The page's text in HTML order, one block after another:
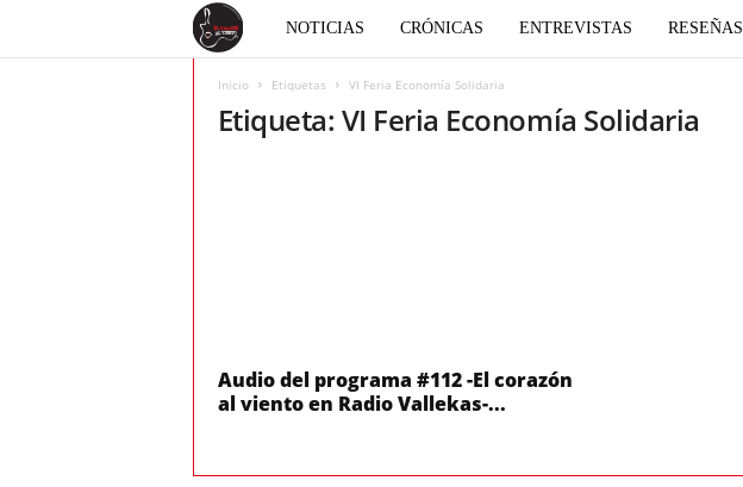
NOTICIAS CRÓNICAS ENTREVISTAS RESEÑAS
Inicio Etiquetas VI Feria Economía Solidaria
Etiqueta: VI Feria Economía Solidaria
Audio del programa #112 -El corazón
al viento en Radio Vallekas-...